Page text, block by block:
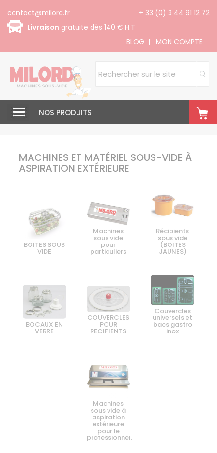
+ 33 (0) 3 44 91 12 72
contact@milord.fr
Livraison gratuite dès 140 € H.T
BLOG | MON COMPTE
NOS PRODUITS
MACHINES ET MATÉRIEL SOUS-VIDE À
ASPIRATION EXTÉRIEURE
BOITES SOUS
VIDE
Machines
sous vide
pour
particuliers
Récipients
sous vide
(BOITES
JAUNES)
BOCAUX EN
VERRE
COUVERCLES
POUR
RECIPIENTS
Couvercles
universels et
bacs gastro
inox
Machines
sous vide à
aspiration
extérieure
pour le
professionnel.